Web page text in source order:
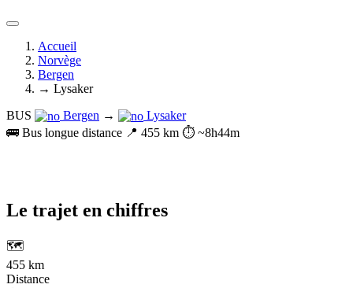
Accueil
Norvège
Bergen
→ Lysaker
BUS
Bergen →
Lysaker
🚌 Bus longue distance 📍 455 km ⏱️ ~8h44m
Le trajet en chiffres
🗺️
455 km
Distance